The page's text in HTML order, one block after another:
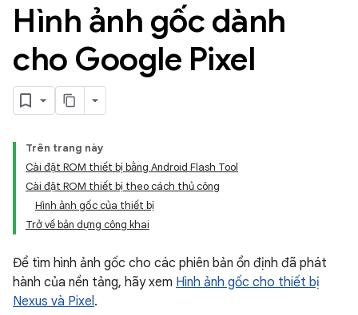
Hình ảnh gốc dành
cho Google Pixel
Trên trang này
Cài đặt ROM thiết bị bằng Android Flash Tool
Cài đặt ROM thiết bị theo cách thủ công
Hình ảnh gốc của thiết bị
Trở về bản dựng công khai
Để tìm hình ảnh gốc cho các phiên bản ổn định đã phát
hành của nền tảng, hãy xem Hình ảnh gốc cho thiết bị
Nexus và Pixel.